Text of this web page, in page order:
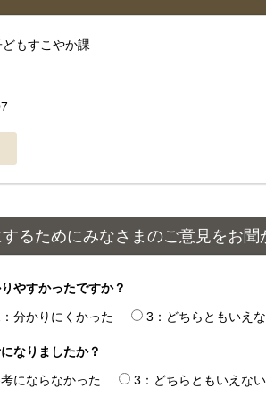
どもすこやか課
るためにみなさまのご意見をお聞
やすかったですか？
分かりにくかった 3：どちらともいえ
なりましたか？
にならなかった 3：どちらともいえない